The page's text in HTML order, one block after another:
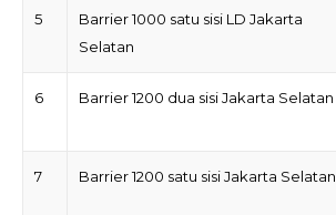
5
Barrier 1000 satu sisi LD Jakarta
Selatan
6 Barrier 1200 dua sisi Jakarta Selatan
7 Barrier 1200 satu sisi Jakarta Selatan